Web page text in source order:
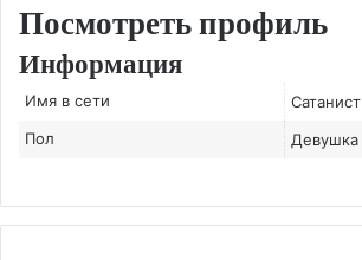
Посмотреть профиль
Информация
Имя в сети
Сатанист
Пол
Девушка